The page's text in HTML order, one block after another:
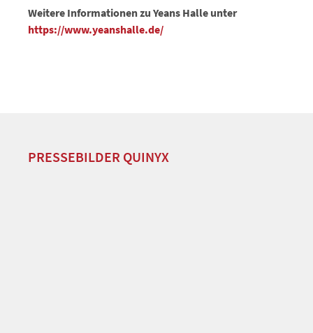
Weitere Informationen zu Yeans Halle unter
https://www.yeanshalle.de/
PRESSEBILDER QUINYX